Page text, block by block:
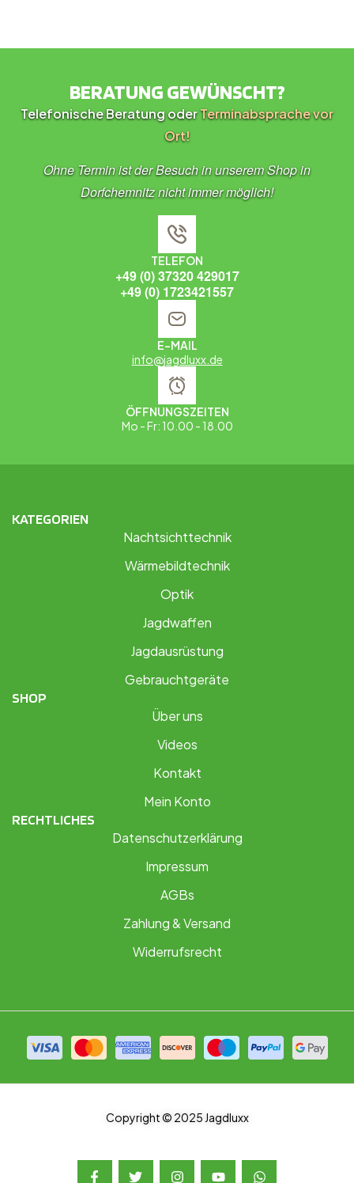
BERATUNG GEWÜNSCHT?
Telefonische Beratung oderTerminabsprache vor
Ort!
Ohne Termin ist der Besuch in unserem Shop in
Dorfchemnitz nicht immer möglich!
TELEFON
+49 (0) 37320 429017
+49 (0) 1723421557
E-MAIL
info@jagdluxx.de
ÖFFNUNGSZEITEN
Mo - Fr: 10.00 - 18.00
KATEGORIEN
Nachtsichttechnik
Wärmebildtechnik
Optik
Jagdwaffen
Jagdausrüstung
Gebrauchtgeräte
SHOP
Über uns
Videos
Kontakt
Mein Konto
RECHTLICHES
Datenschutzerklärung
Impressum
AGBs
Zahlung & Versand
Widerrufsrecht
Copyright © 2025 Jagdluxx